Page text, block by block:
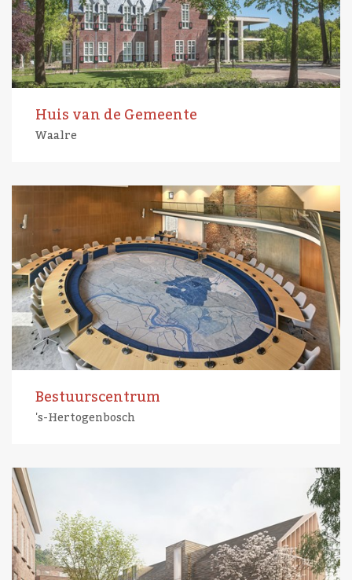
Huis van de Gemeente
Waalre
Bestuurscentrum
's-Hertogenbosch